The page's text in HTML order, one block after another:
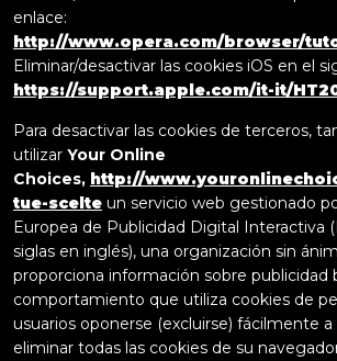
enlace:
http://www.opera.com/browser/
Eliminar/desactivar las cookies iOS en el
https://support.apple.com/it-it/
Para desactivar las cookies de terceros,
utilizar Your Online
Choices, http://
tue-scelte un servicio web gestionado
Europea de Publicidad Digital Interactiva
siglas en inglés), una organización sin
proporciona información sobre publicidad
comportamiento que utiliza cookies de
usuarios oponerse (excluirse) fácilmente a
eliminar todas las cookies de su